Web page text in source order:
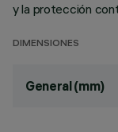
y la protección
DIMENSIONES
General (mm)